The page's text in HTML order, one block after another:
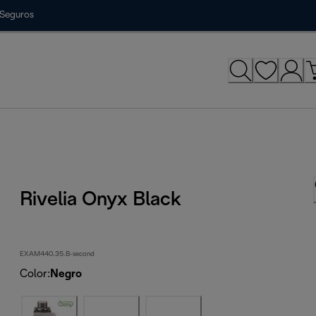
Rivelia Onyx Black
EXAM440.35.B-second
Color: Negro